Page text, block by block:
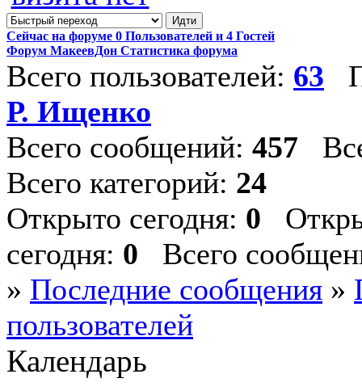
Сейчас на форуме 0 Пользователей и 4 Гостей
Форум МакеевДон Статистика форума
Всего пользователей: 63
Р. Ищенко
Всего сообщений: 457
Всего категорий: 24
Открыто сегодня: 0
сегодня: 0 Всего
» Последние сообщения »
пользователей
Календарь